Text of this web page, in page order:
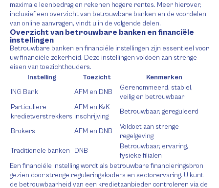
maximale leenbedrag en rekenen hogere rentes. Meer hierover,
inclusief een overzicht van betrouwbare banken en de voordelen
van online aanvragen, vindt u in de volgende delen.
Overzicht van betrouwbare banken en financiële
instellingen
Betrouwbare banken en financiële instellingen zijn essentieel voor
uw financiële zekerheid. Deze instellingen voldoen aan strenge
eisen van toezichthouders.
Instelling
Toezicht
Kenmerken
ING Bank
AFM en DNB
Gerenommeerd, stabiel,
veilig en betrouwbaar
Particuliere
kredietverstrekkers
AFM en KvK
inschrijving
Betrouwbaar, gereguleerd
Brokers AFM en DNB
Voldoet aan strenge
regelgeving
Traditionele banken
DNB
Betrouwbaar, ervaring,
fysieke filialen
Een financiële instelling wordt als betrouwbare financieringsbron
gezien door strenge reguleringskaders en sectorervaring. U kunt
de betrouwbaarheid van een kredietaanbieder controleren via de